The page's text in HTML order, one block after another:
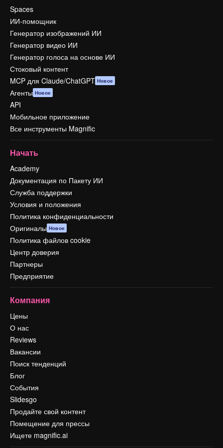
Spaces
ИИ-помощник
Генератор изображений ИИ
Генератор видео ИИ
Генератор голоса на основе ИИ
Стоковый контент
MCP для Claude/ChatGPT Новое
Агенты Новое
API
Мобильное приложение
Все инструменты Magnific
Начать
Academy
Документация по Пакету ИИ
Служба поддержки
Условия и положения
Политика конфиденциальности
Оригиналы Новое
Политика файлов cookie
Центр доверия
Партнеры
Предприятие
Компания
Цены
О нас
Reviews
Вакансии
Поиск тенденций
Блог
События
Slidesgo
Продайте свой контент
Помещение для прессы
Ищете magnific.ai